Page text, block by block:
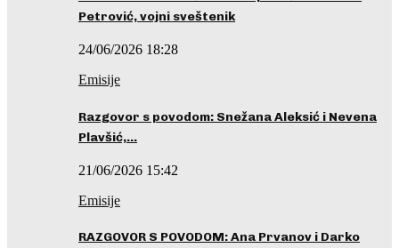
Petrović, vojni sveštenik
24/06/2026 18:28
Emisije
Razgovor s povodom: Snežana Aleksić i Nevena
Plavšić,…
21/06/2026 15:42
Emisije
RAZGOVOR S POVODOM: Ana Prvanov i Darko